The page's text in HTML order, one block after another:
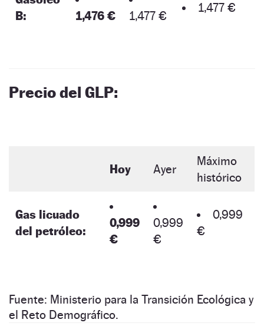
B:
1,476 € 1,477 €
1,477 €
Precio del GLP:
Hoy Ayer
Máximo
histórico
Gas licuado
del petróleo:
0,999
€
0,999
€
0,999
€
Fuente: Ministerio para la Transición Ecológica y
el Reto Demográfico.